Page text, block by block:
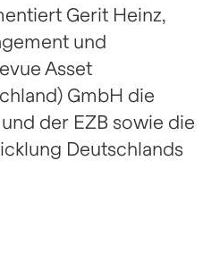
Gerit Heinz,
und
Asset
GmbH die
der EZB sowie die
Deutschlands